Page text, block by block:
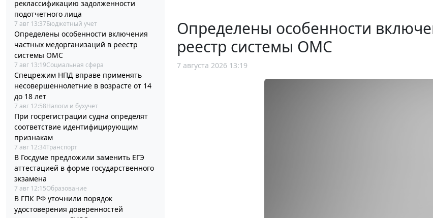
реклассификацию задолженности
подотчетного лица
7 авг 13:37Бюджетный учет
Определены особенности включения
частных медорганизаций в реестр
системы ОМС
7 авг 13:19Социальная сфера
Спецрежим НПД вправе применять
несовершеннолетние в возрасте от 14
до 18 лет
7 авг 12:58Налоги и бухучет
При госрегистрации судна определят
соответствие идентифицирующим
признакам
7 авг 12:34Транспорт
В Госдуме предложили заменить ЕГЭ
аттестацией в форме государственного
экзамена
7 авг 12:15Образование
В ГПК РФ уточнили порядок
удостоверения доверенностей
Определены особенности
реестр системы ОМС
7 августа 2026 13:19